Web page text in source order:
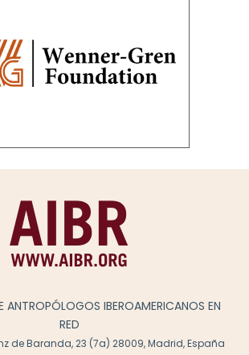
ANTROPÓLOGOS IBEROAMERICANOS EN
RED
de Baranda, 23 (7a) 28009, Madrid, España